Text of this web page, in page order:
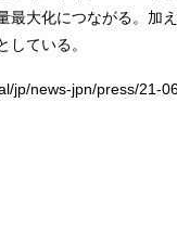
大化につながる。加
ている。
jp/news-jpn/press/21-